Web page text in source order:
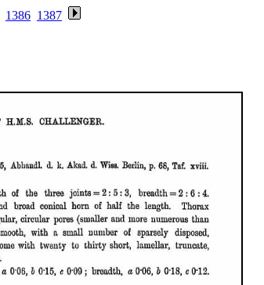
1386 1387